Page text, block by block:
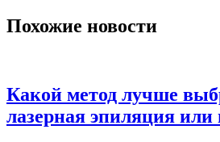
Похожие новости
Какой метод лучше
лазерная эпиляция